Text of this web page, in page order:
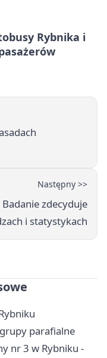
Rybnika i
Następny >>
zdecyduje
i statystykach
parafialne
nr 3 w Rybniku -